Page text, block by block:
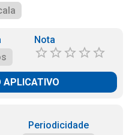
Nota
APLICATIVO
Periodicidade